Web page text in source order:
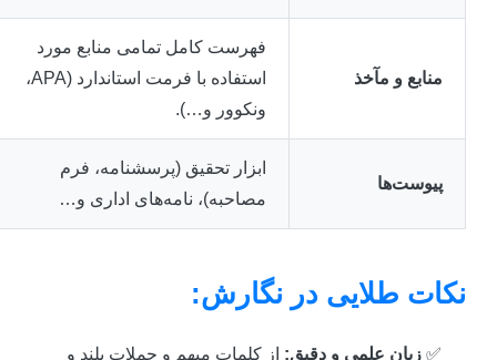
منابع و مآخذ
فهرست کامل تمامی منابع مورد
استفاده با فرمت استاندارد (APA،
ونکوور و…).
پیوست‌ها
ابزار تحقیق (پرسشنامه، فرم
مصاحبه)، نامه‌های اداری و…
طلایی در نگارش:
زبان علمی و دقیق:از کلمات مبهم و جملات بلند و